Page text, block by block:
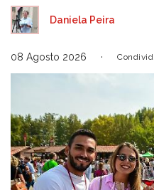
Daniela Peira
08 Agosto 2026 Condividi